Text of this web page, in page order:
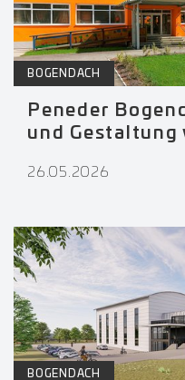
BOGENDACH
Peneder
und Gestaltung
26.05.2026
BOGENDACH